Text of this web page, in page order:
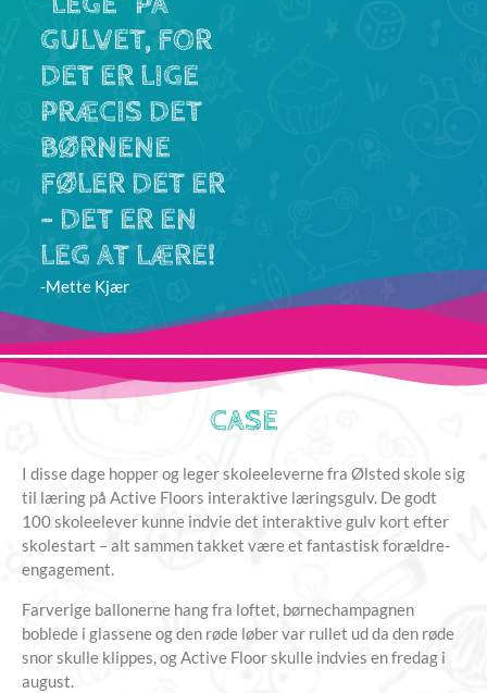
GULVET, FOR
DET ER LIGE
PRÆCIS DET
BØRNENE
FØLER DET ER
– DET ER EN
LEG AT LÆRE!
-Mette Kjær
CASE
I disse dage hopper og leger skoleeleverne fra Ølsted skole sig
til læring på Active Floors interaktive læringsgulv. De godt
100 skoleelever kunne indvie det interaktive gulv kort efter
skolestart – alt sammen takket være et fantastisk forældre-
engagement.
Farverige ballonerne hang fra loftet, børnechampagnen
boblede i glassene og den røde løber var rullet ud da den røde
snor skulle klippes, og Active Floor skulle indvies en fredag i
august.